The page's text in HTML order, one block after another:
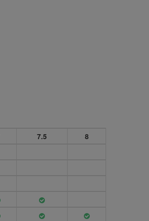
7.5 8